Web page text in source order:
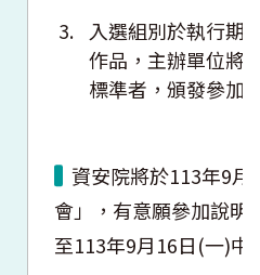
入選組別於執行期
作品，主辦單位將
標準者，頒發參加
資安院將於113年9月
會」，有意願參加說明
至113年9月16日(一)中